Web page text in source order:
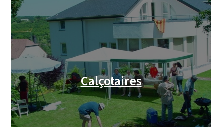
Calçotaires